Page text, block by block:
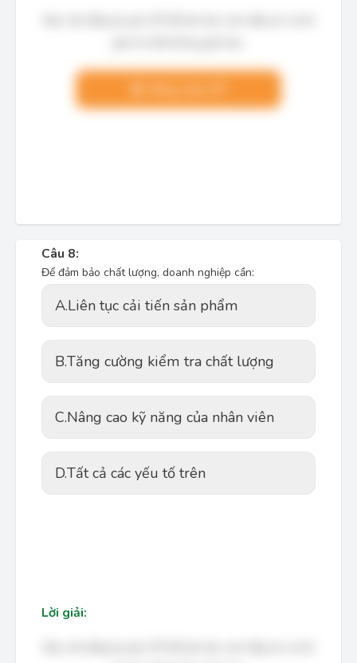
Câu 8:
Để đảm bảo chất lượng, doanh nghiệp cần:
A.Liên tục cải tiến sản phẩm
B.Tăng cường kiểm tra chất lượng
C.Nâng cao kỹ năng của nhân viên
D.Tất cả các yếu tố trên
Lời giải: